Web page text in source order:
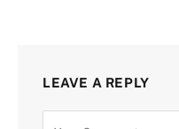
LEAVE A REPLY